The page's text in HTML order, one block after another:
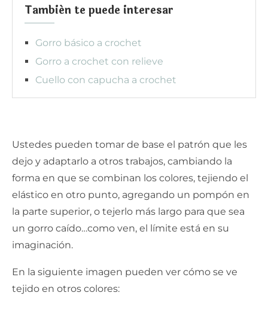
También te puede interesar
Gorro básico a crochet
Gorro a crochet con relieve
Cuello con capucha a crochet
Ustedes pueden tomar de base el patrón que les
dejo y adaptarlo a otros trabajos, cambiando la
forma en que se combinan los colores, tejiendo el
elástico en otro punto, agregando un pompón en
la parte superior, o tejerlo más largo para que sea
un gorro caído…como ven, el límite está en su
imaginación.
En la siguiente imagen pueden ver cómo se ve
tejido en otros colores: